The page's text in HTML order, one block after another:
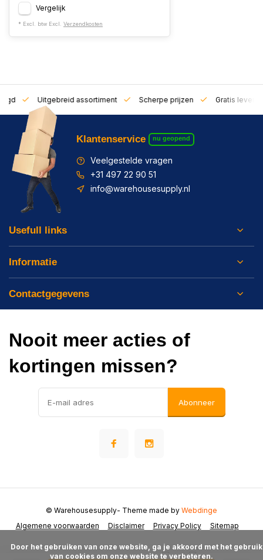
Vergelijk
* Excl. btw Excl. Verzendkosten
Uitgebreid assortiment Scherpe prijzen Gratis
Klantenservice nu geopend
Veelgestelde vragen
+31 497 22 90 51
info@warehousesupply.nl
Usefull links
Informatie
Contactgegevens
Nooit meer acties of
kortingen missen?
Abonneer
Algemene voorwaarden Disclaimer Privacy Policy Sitemap
© Warehousesupply- Theme made by Webdinge
van cookies om onze website te verbeteren.